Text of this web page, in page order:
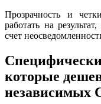
Прозрачность и
работать на
счет
которые
независимых